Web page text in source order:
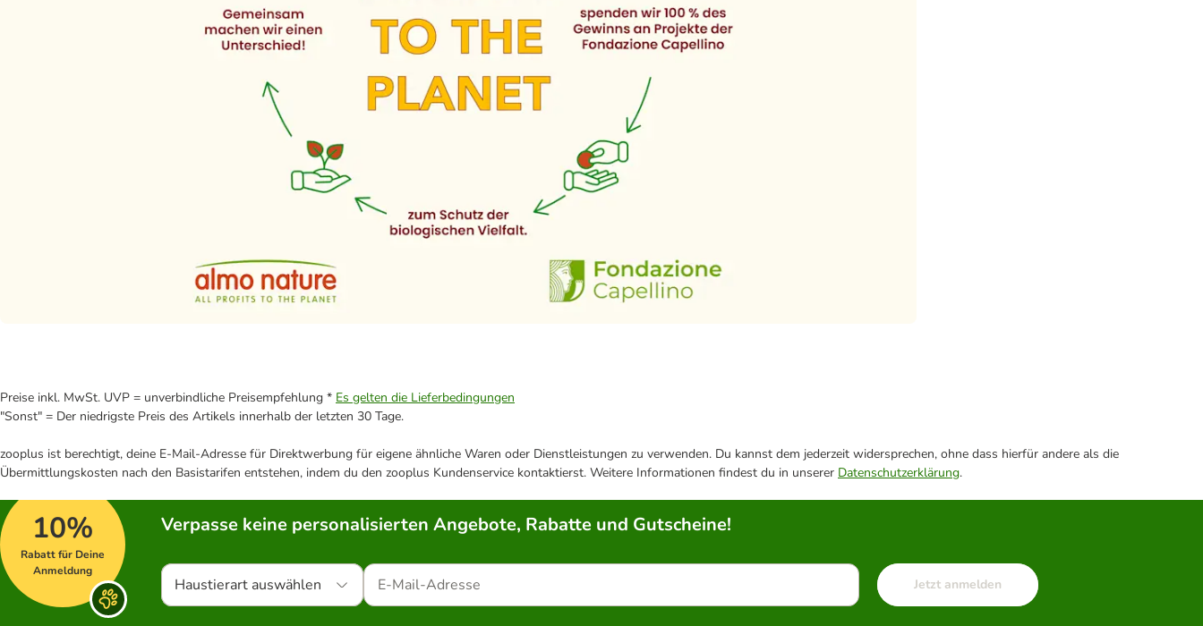
Preise inkl. MwSt. UVP = unverbindliche Preisempfehlung * Es gelten die Lieferbedingungen
"Sonst" = Der niedrigste Preis des Artikels innerhalb der letzten 30 Tage.
zooplus ist berechtigt, deine E-Mail-Adresse für Direktwerbung für eigene ähnliche Waren oder Dienstleistungen zu verwenden. Du kannst dem jederzeit widersprechen, ohne dass hierfür andere als die
Übermittlungskosten nach den Basistarifen entstehen, indem du den zooplus Kundenservice kontaktierst. Weitere Informationen findest du in unserer Datenschutzerklärung.
10%
Rabatt für Deine
Anmeldung
Verpasse keine personalisierten Angebote, Rabatte und Gutscheine!
Haustierart auswählen Jetzt anmelden